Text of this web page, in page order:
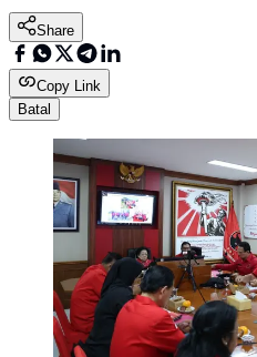
Share
Copy Link
Batal